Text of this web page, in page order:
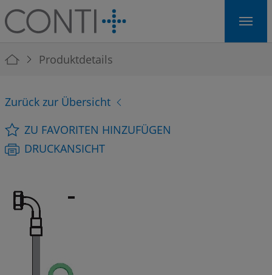
Skip to main navigation
Skip to main content
Skip to page footer
You are here:
Produktdetails
Zurück zur Übersicht
ZU FAVORITEN HINZUFÜGEN
DRUCKANSICHT